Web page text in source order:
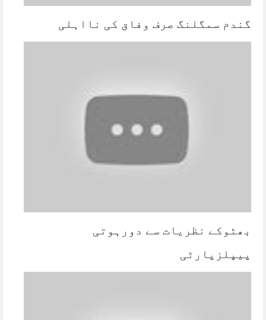
گندم سمگلنگ صرف وفاق کی نااہلی
بھٹوکے نظریات سے دورہوتی
پیپلزپارٹی